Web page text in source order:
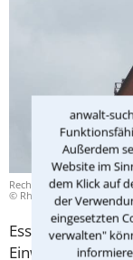
anwalt-
Außerdem
Website im
dem Klick auf
der
eingesetzten
verwalten"
Rechtsanwalt Essen
© Rh - Anwalt-Suchservice
Essen in
Einwohner und